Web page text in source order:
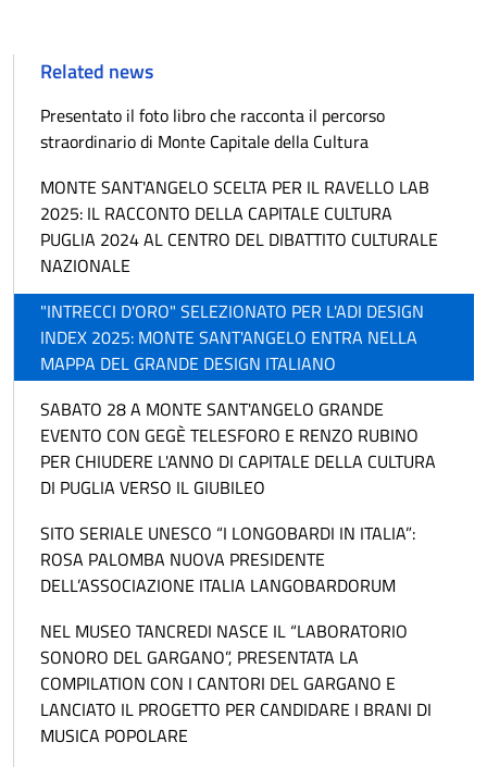
Related news
Presentato il foto libro che racconta il percorso
straordinario di Monte Capitale della Cultura
MONTE SANT'ANGELO SCELTA PER IL RAVELLO LAB
2025: IL RACCONTO DELLA CAPITALE CULTURA
PUGLIA 2024 AL CENTRO DEL DIBATTITO CULTURALE
NAZIONALE
"INTRECCI D'ORO" SELEZIONATO PER L'ADI DESIGN
INDEX 2025: MONTE SANT'ANGELO ENTRA NELLA
MAPPA DEL GRANDE DESIGN ITALIANO
SABATO 28 A MONTE SANT'ANGELO GRANDE
EVENTO CON GEGÈ TELESFORO E RENZO RUBINO
PER CHIUDERE L'ANNO DI CAPITALE DELLA CULTURA
DI PUGLIA VERSO IL GIUBILEO
SITO SERIALE UNESCO “I LONGOBARDI IN ITALIA”:
ROSA PALOMBA NUOVA PRESIDENTE
DELL’ASSOCIAZIONE ITALIA LANGOBARDORUM
NEL MUSEO TANCREDI NASCE IL “LABORATORIO
SONORO DEL GARGANO”, PRESENTATA LA
COMPILATION CON I CANTORI DEL GARGANO E
LANCIATO IL PROGETTO PER CANDIDARE I BRANI DI
MUSICA POPOLARE